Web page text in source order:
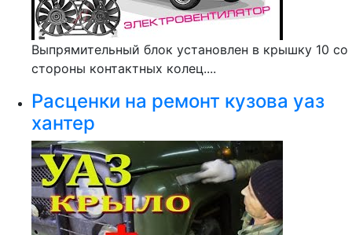
Выпрямительный блок установлен в крышку 10 со
стороны контактных колец....
Расценки на ремонт кузова уаз
хантер